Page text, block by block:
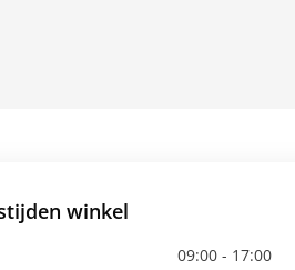
winkel
09:00 - 17:00